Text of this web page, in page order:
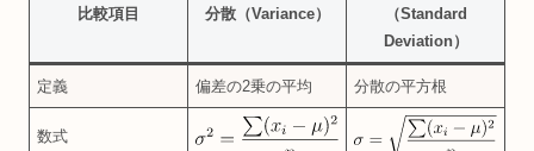
比較項目 分散（Variance）
（Standard
Deviation）
定義 偏差の2乗の平均 分散の平方根
数式